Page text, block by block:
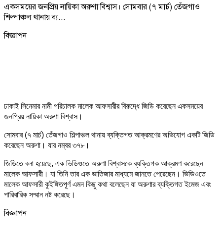
একসময়ের জনপ্রিয় নায়িকা অরুণা বিশ্বাস। সোমবার (৭ মার্চ) তেঁজগাও
শিল্পাঞ্চল থানায় ব্য...
বিজ্ঞাপন
ঢাকাই সিনেমার নামী পরিচালক মালেক আফসারীর বিরুদ্ধে জিডি করেছেন একসময়ের
জনপ্রিয় নায়িকা অরুণা বিশ্বাস।
সোমবার (৭ মার্চ) তেঁজগাও শিল্পাঞ্চল থানায় ব্যক্তিগত আক্রমণের অভিযোগ একটি জিডি
করেছেন অরুণা। যার নম্বর ৩৭৮।
জিডিতে বলা হয়েছে, এক ভিডিওতে অরুণা বিশ্বাসকে ব্যক্তিগক আক্রমণ করেছেন
মালেক আফসারী। যা তিনি তার এক ভাতিজার মাধ্যমে জানতে পেরেছেন। ভিডিওতে
মালেক আফসারী কুইঙ্গিতপূর্ণ এমন কিছু কথা বলেছেন যা অরুণার ব্যক্তিগত ইমেজ এবং
পারিবারিক সম্মান নষ্ট করেছে।
বিজ্ঞাপন